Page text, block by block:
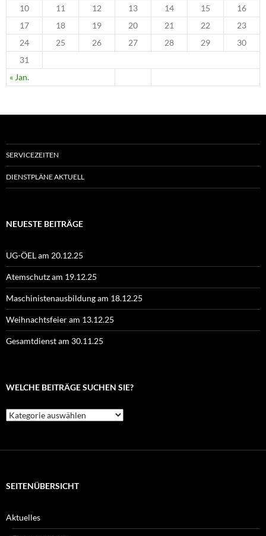
« Jan.
10
11 12 13 14 15
16
17
18 19 20 21 22
23
24
25 26 27 28 29
30
31
SERVICEZEITEN
DIENSTPLÄNE AKTUELL
NEUESTE BEITRÄGE
UG-ÖEL am 20.12.25
Atemschutz am 19.12.25
Maschinistenausbildung am 18.12.25
Weihnachtsfeier am 13.12.25
Gesamtdienst am 30.11.25
WELCHE BEITRÄGE SUCHEN SIE?
Welche
Beiträge
SEITENÜBERSICHT
Aktuelles